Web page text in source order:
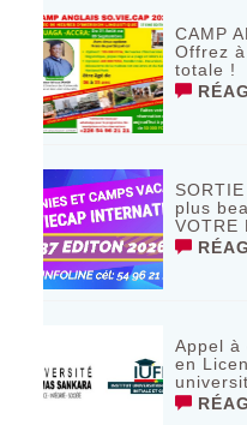
RÉAGIR
CAMP
Offrez
totale !
plus
VOTRE
Appel à
en